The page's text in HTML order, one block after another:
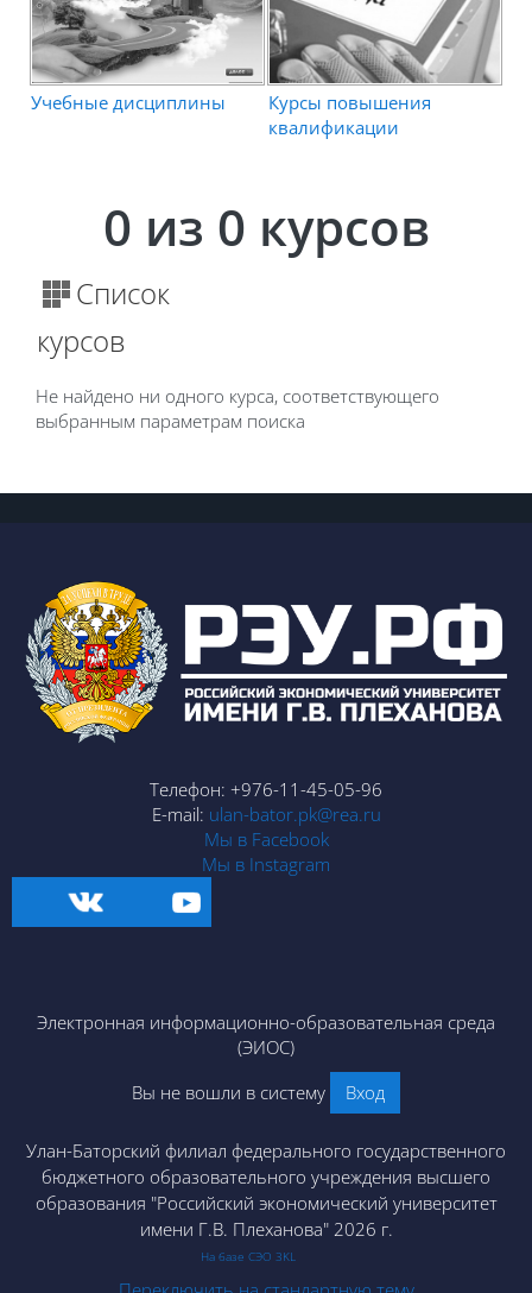
Учебные дисциплины
Курсы повышения
квалификации
0 из 0 курсов
Список
курсов
Не найдено ни одного курса, соответствующего
выбранным параметрам поиска
Телефон: +976-11-45-05-96
E-mail: ulan-bator.pk@rea.ru
Мы в Facebook
Мы в Instagram
Электронная информационно-образовательная среда
(ЭИОС)
Вы не вошли в систему
Вход
Улан-Баторский филиал федерального государственного
бюджетного образовательного учреждения высшего
образования "Российский экономический университет
имени Г.В. Плеханова" 2026 г.
На базе СЭО 3KL